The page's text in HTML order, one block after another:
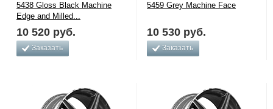
5438 Gloss Black Machine
Edge and Milled...
10 520 руб.
Заказать
5459 Grey Machine Face
10 530 руб.
Заказать